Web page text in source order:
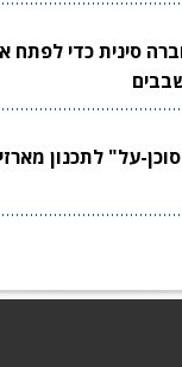
סינית כדי
על" לתכנון